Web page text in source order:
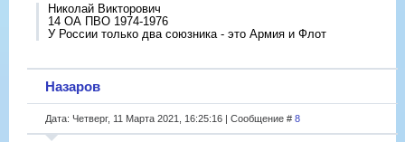
Николай Викторович
14 ОА ПВО 1974-1976
У России только два союзника - это Армия и Флот
Назаров
Дата: Четверг, 11 Марта 2021, 16:25:16 | Сообщение # 8